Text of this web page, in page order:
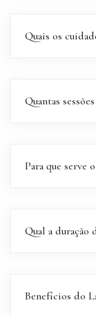
Quais os
Quantas
Para que serve
Qual a duração
Benefícios do